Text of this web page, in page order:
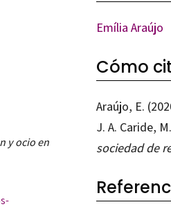
y ocio en
Emília Araújo
Cómo
Araújo, E.
J. A. Caride,
sociedad de